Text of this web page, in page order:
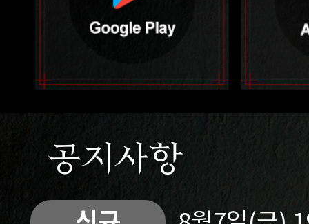
공지사항